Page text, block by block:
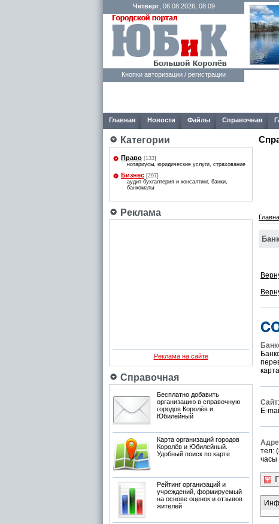
Четверг, 06.08.2026, 08:09
Кнопки авторизации / регистрации
Главная Новости Файлы Справочная
Категории
Право [133]
нотариусы, юридические услуги, страхование
Бизнес [297]
аудит-бухгалтерия и консалтинг, банки,
банкоматы
Реклама
Реклама на сайте
Справочная
Бесплатно добавить
организацию в справочную
городов Королёв и
Юбилейный
Карта организаций городов
Королёв и Юбилейный.
Удобный поиск по карте
Рейтинг организаций и
учреждений, формируемый
на основе оценок и отзывов
жителей
Сайт:
E-
тел:
часы